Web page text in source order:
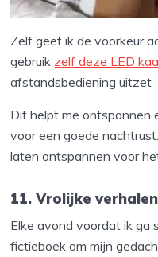
Zelf geef ik de voorkeur
gebruik zelf deze LED
afstandsbediening uitzet
Dit helpt me ontspannen
voor een goede
laten ontspannen voor
11. Vrolijke
Elke avond voordat ik ga
fictieboek om mijn